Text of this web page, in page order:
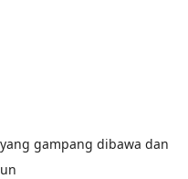
gampang dibawa dan